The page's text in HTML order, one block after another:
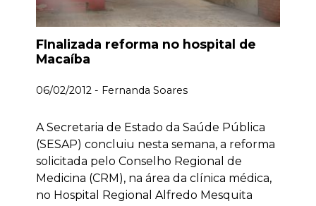
FInalizada reforma no hospital de
Macaíba
06/02/2012 - Fernanda Soares
A Secretaria de Estado da Saúde Pública
(SESAP) concluiu nesta semana, a reforma
solicitada pelo Conselho Regional de
Medicina (CRM), na área da clínica médica,
no Hospital Regional Alfredo Mesquita